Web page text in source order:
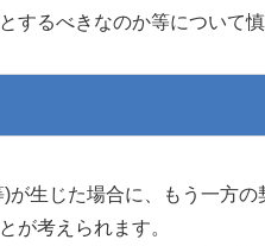
るべきなのか等について
生じた場合に、もう一方
が考えられます。